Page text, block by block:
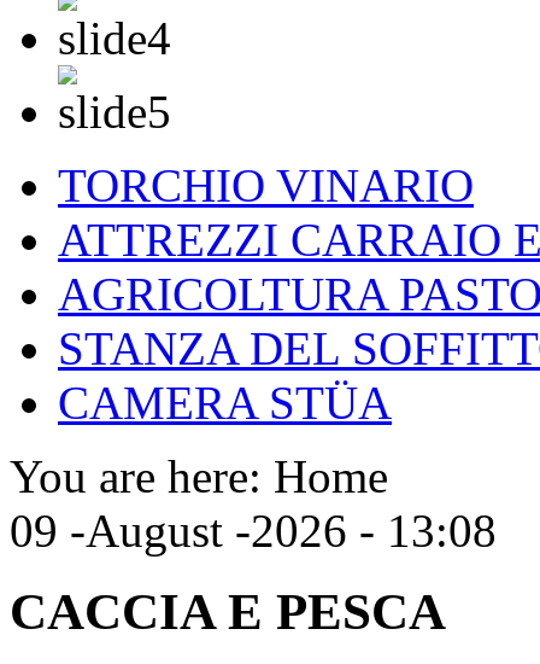
TORCHIO VINARIO
ATTREZZI CARRAIO
AGRICOLTURA
STANZA DEL
CAMERA STÜA
You are here: Home
09 -August -2026 - 13:08
CACCIA E PESCA